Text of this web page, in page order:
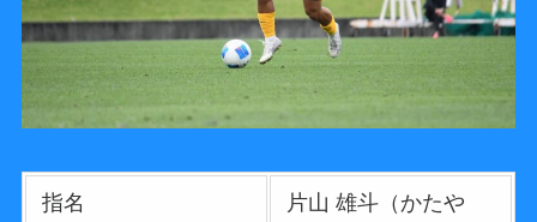
指名
片山 雄斗（かたや